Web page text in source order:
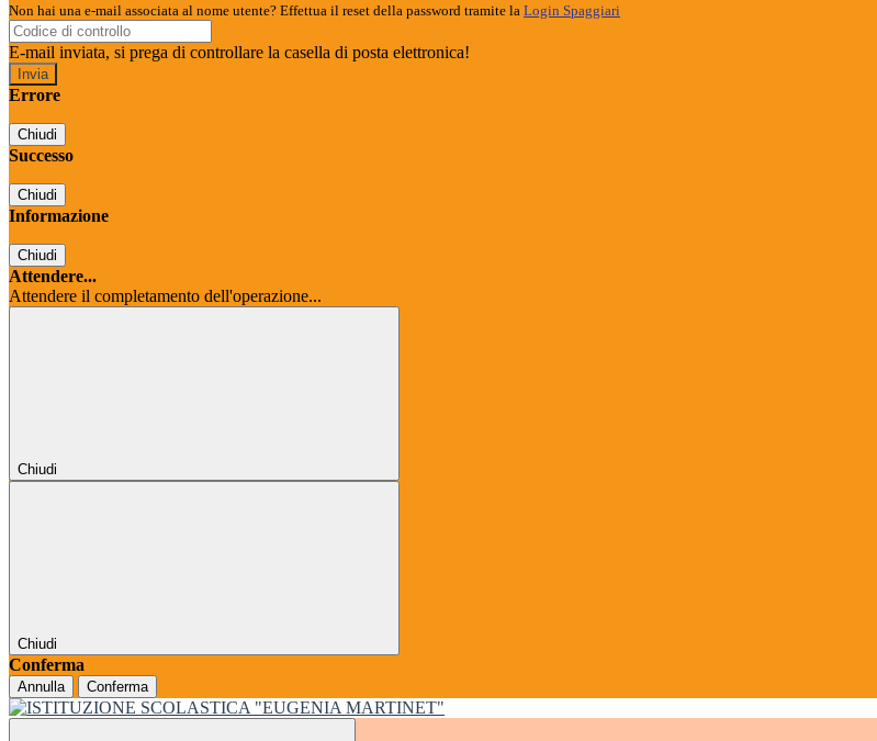
Non hai una e-mail associata al nome utente? Effettua il reset della password tramite la Login Spaggiari
E-mail inviata, si prega di controllare la casella di posta elettronica!
Errore
Chiudi
Successo
Chiudi
Informazione
Chiudi
Attendere...
Attendere il completamento dell'operazione...
Chiudi
Chiudi
Conferma
Annulla Conferma